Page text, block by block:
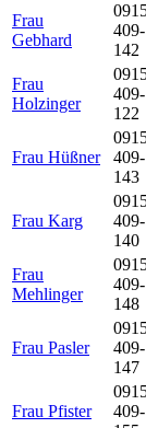
Frau
Gebhard
409-
142
Frau
Holzinger
409-
122
Frau Hüßner
409-
143
Frau Karg
409-
140
Frau
Mehlinger
409-
148
Frau Pasler
409-
147
Frau Pfister
409-